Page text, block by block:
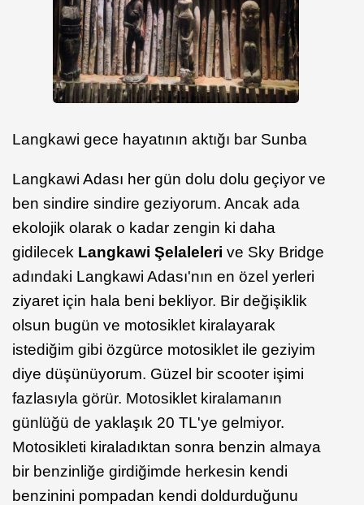
Langkawi gece hayatının aktığı bar Sunba
Langkawi Adası her gün dolu dolu geçiyor ve
ben sindire sindire geziyorum. Ancak ada
ekolojik olarak o kadar zengin ki daha
gidilecek Langkawi Şelaleleri ve Sky Bridge
adındaki Langkawi Adası'nın en özel yerleri
ziyaret için hala beni bekliyor. Bir değişiklik
olsun bugün ve motosiklet kiralayarak
istediğim gibi özgürce motosiklet ile geziyim
diye düşünüyorum. Güzel bir scooter işimi
fazlasıyla görür. Motosiklet kiralamanın
günlüğü de yaklaşık 20 TL'ye gelmiyor.
Motosikleti kiraladıktan sonra benzin almaya
bir benzinliğe girdiğimde herkesin kendi
benzinini pompadan kendi doldurduğunu